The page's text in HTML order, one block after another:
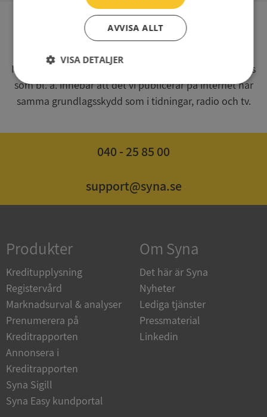
Syna har för webbplatsen www.syna.se ett av
Myndigheten för press, radio och tv s.k. utgivningsbevis
som bl. a. innebär att det vi publicerar på internet har
samma grundlagsskydd som i tidningar, radio och tv.
040 - 25 85 00
support@syna.se
Produkter
Kreditupplysning
Registervård
Marknadsurval & analyser
Prenumerera på
Kreditrapporten
Annonsera i
Kreditrapporten
Syna Sigill
Syna Easy kundportal
Om Syna
Det här är Syna
Nyheter
Lediga tjänster
Pressmaterial
Linkedin
AVVISA ALLT
VISA DETALJER
Strikt
nödvändigt
Prestanda Inriktning
kärnwebbplatsfunktioner som användarinloggning
och kontohantering. Webbplatsen kan inte
användas ordentligt utan strikt nödvändiga cookies.
Namn
Leverantör
Domän